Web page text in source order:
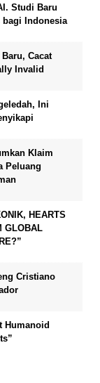
Studi Baru
bagi Indonesia
Cacat
Invalid
Ini
Klaim
Peluang
HEARTS
GLOBAL
Cristiano
Humanoid